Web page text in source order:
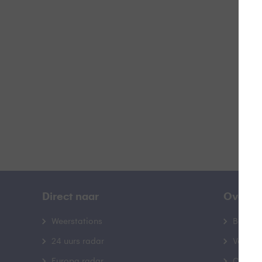
Direct naar
Weerstations
24 uurs radar
Over